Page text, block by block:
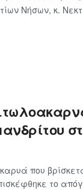
Νήσων, κ.
που
το